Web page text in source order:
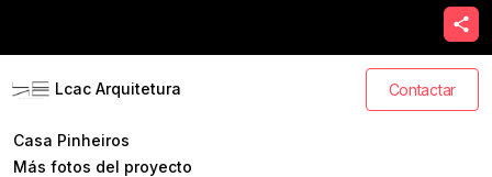
Lcac Arquitetura Contactar
Casa Pinheiros
Más fotos del proyecto